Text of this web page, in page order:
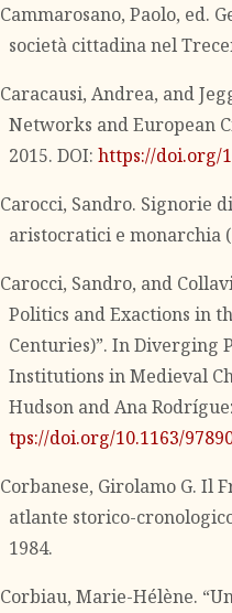
Cammarosano, Paolo, ed.
società cittadina nel
Caracausi, Andrea, and
Networks and European
2015. DOI:https://doi.org/
Carocci, Sandro. Signorie
aristocratici e monarchia
Carocci, Sandro, and
Politics and Exactions in
Centuries)”. In Diverging
Institutions in Medieval
Hudson and Ana
tps://doi.org/10.1163/
Corbanese, Girolamo G. Il
atlante storico-
1984.
Corbiau, Marie-Hélène.